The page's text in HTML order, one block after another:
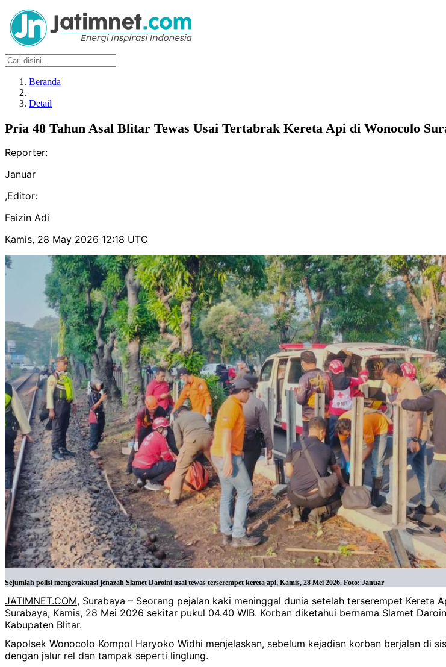
Beranda
Detail
Pria 48 Tahun Asal Blitar Tewas Usai Tertabrak Kereta Api di Wonocolo
Reporter:
Januar
,Editor:
Faizin Adi
Kamis, 28 May 2026 12:18 UTC
Sejumlah polisi mengevakuasi jenazah Slamet Daroini usai tewas terserempet kereta api, Kamis, 28 Mei 2026. Foto: Januar
JATIMNET.COM, Surabaya – Seorang pejalan kaki meninggal dunia setelah terserempet Kereta
Surabaya, Kamis, 28 Mei 2026 sekitar pukul 04.40 WIB. Korban diketahui bernama Slamet
Kabupaten Blitar.
Kapolsek Wonocolo Kompol Haryoko Widhi menjelaskan, sebelum kejadian korban berjalan di
dengan jalur rel dan tampak seperti linglung.